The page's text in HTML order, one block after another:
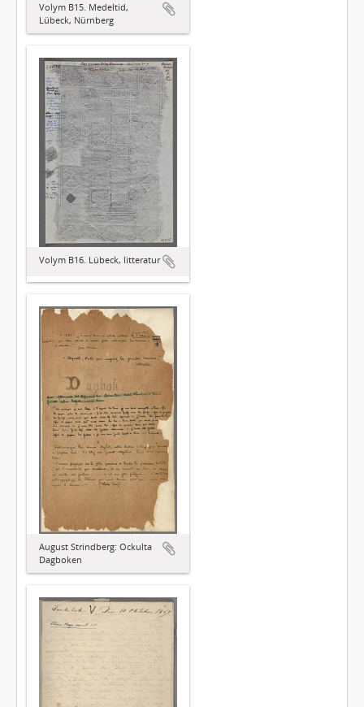
Volym B15. Medeltid,
Lübeck, Nürnberg
Volym B16. Lübeck, litteratur
August Strindberg: Ockulta
Dagboken